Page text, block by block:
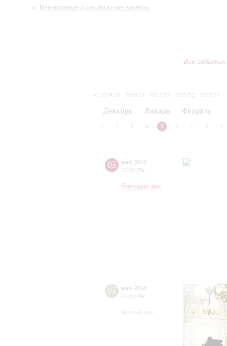
Инклюзивные и специальные проекты
Все события
2019/20
2020/21 2021/22 2022/23
2023/24
Декабрь Январь Февраль
2 3 4 5 6 7 8 9
05 мая 2014
19:00 Пн
Большой зал
05 мая 2014
19:00 Пн
Малый зал